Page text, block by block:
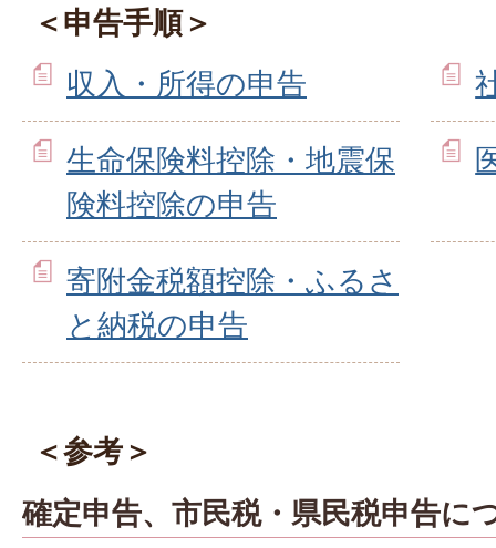
＜申告手順＞
収入・所得の申告
生命保険料控除・地震保
険料控除の申告
寄附金税額控除・ふるさ
と納税の申告
＜参考＞
確定申告、市民税・県民税申告に